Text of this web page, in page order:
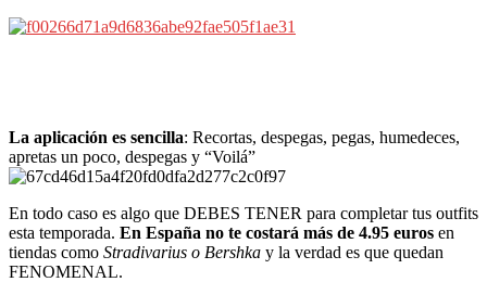
La aplicación es sencilla: Recortas, despegas, pegas, humedeces,
apretas un poco, despegas y “Voilá”
En todo caso es algo que DEBES TENER para completar tus outfits
esta temporada. En España no te costará más de 4.95 euros en
tiendas como Stradivarius o Bershka y la verdad es que quedan
FENOMENAL.